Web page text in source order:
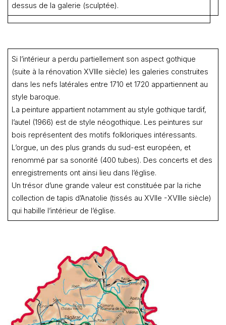
dessus de la galerie (sculptée).
Si l’intérieur a perdu partiellement son aspect gothique
(suite à la rénovation XVIIIe siècle) les galeries construites
dans les nefs latérales entre 1710 et 1720 appartiennent au
style baroque.
La peinture appartient notamment au style gothique tardif,
l’autel (1966) est de style néogothique. Les peintures sur
bois représentent des motifs folkloriques intéressants.
L’orgue, un des plus grands du sud-est européen, et
renommé par sa sonorité (400 tubes). Des concerts et des
enregistrements ont ainsi lieu dans l’église.
Un trésor d’une grande valeur est constituée par la riche
collection de tapis d’Anatolie (tissés au XVIIe -XVIIIe siècle)
qui habille l’intérieur de l’église.